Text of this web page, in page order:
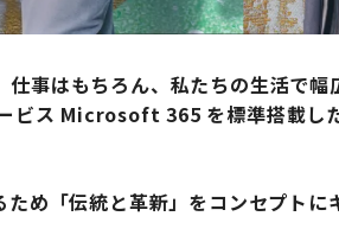
はもちろん、私たちの生活で幅
ビス Microsoft 365 を標準搭載
め「伝統と革新」をコンセプトに